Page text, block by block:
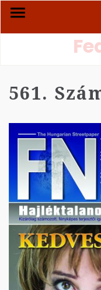
561.